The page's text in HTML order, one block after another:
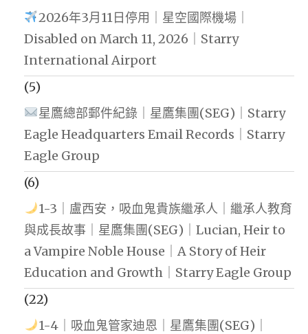
2026年3月11日停用｜星空國際機場｜
Disabled on March 11, 2026｜Starry
International Airport
(5)
星鷹總部郵件紀錄｜星鷹集團(SEG)｜Starry
Eagle Headquarters Email Records｜Starry
Eagle Group
(6)
1-3｜盧西安，吸血鬼貴族繼承人｜繼承人教育
與成長故事｜星鷹集團(SEG)｜Lucian, Heir to
a Vampire Noble House｜A Story of Heir
Education and Growth｜Starry Eagle Group
(22)
1-4｜吸血鬼管家迪恩｜星鷹集團(SEG)｜